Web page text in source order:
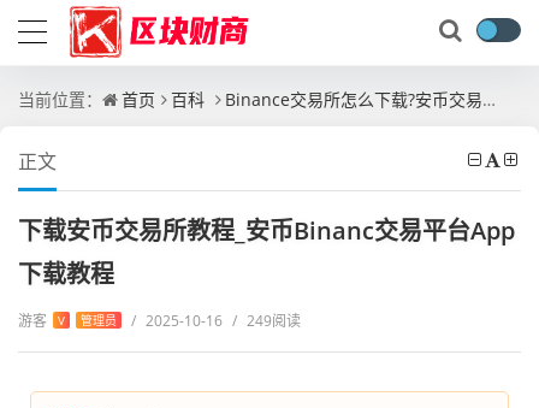
当前位置： 首页 百科 Binance交易所怎么下载?安币交易所APP下载官网教程最新版
正文
下载安币交易所教程_安币Binanc交易平台App
下载教程
游客 V 管理员 / 2025-10-16 / 249阅读